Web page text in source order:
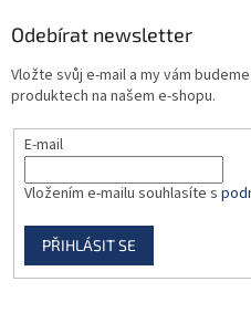
Odebírat newsletter
Vložte svůj e-mail a my vám
produktech na našem e-shopu.
E-mail
Vložením e-mailu souhlasíte s
PŘIHLÁSIT SE